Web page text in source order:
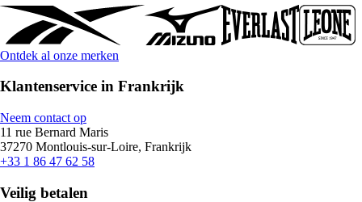
Ontdek al onze merken
Klantenservice in Frankrijk
Neem contact op
11 rue Bernard Maris
37270 Montlouis-sur-Loire, Frankrijk
+33 1 86 47 62 58
Veilig betalen